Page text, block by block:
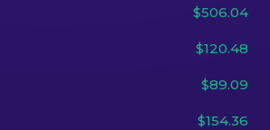
$506.04
$120.48
$89.09
$154.36